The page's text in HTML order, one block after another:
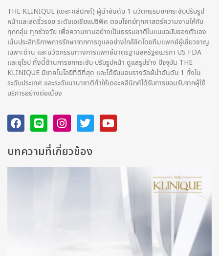
THE KLINIQUE (เดอะคลีนิกค์) ผู้นำอันดับ 1 นวัตกรรมยกกระชับปรับรูป
หน้าและลดริ้วรอย ระดับเอเชียแปซิฟิค ตอบโจทย์ทุกศาสตร์ความงามให้กับ
ทุกกลุ่ม ทุกช่วงวัย เพื่อความงามอย่างเป็นธรรมชาติในแบบฉบับของตัวเอง
เน้นประสิทธิภาพการรักษาจากการดูแลอย่างใกล้ชิดโดยทีมแพทย์ผู้เชี่ยวชาญ
เฉพาะด้าน และนวัตกรรมทางการแพทย์มาตรฐานสหรัฐอเมริกา US FDA
และยุโรป ทั้งนี้ด้านการยกกระชับ ปรับรูปหน้า ดูแลรูปร่าง ปัจจุบัน THE
KLINIQUE มีเทคโนโลยีที่ดีที่สุด และได้รับมอบรางวัลผ้นำอันดับ 1 ทั้งใน
ระดับประเทศ และระดับนานาชาติทําให้เดอะคลีนิกค์ได้รับการยอมรับจากผู้ใช้
บริการอย่างต่อเนื่อง
บทความที่เกี่ยวข้อง